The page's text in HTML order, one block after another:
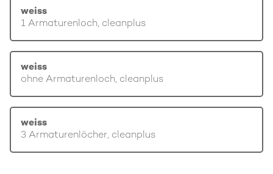
weiss
1 Armaturenloch, cleanplus
weiss
ohne Armaturenloch, cleanplus
weiss
3 Armaturenlöcher, cleanplus